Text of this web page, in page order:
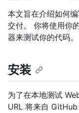
本文旨在介绍如何
交付。 你将使用你
器来测试你的代码。
安装
为了在本地测试
URL 将来自